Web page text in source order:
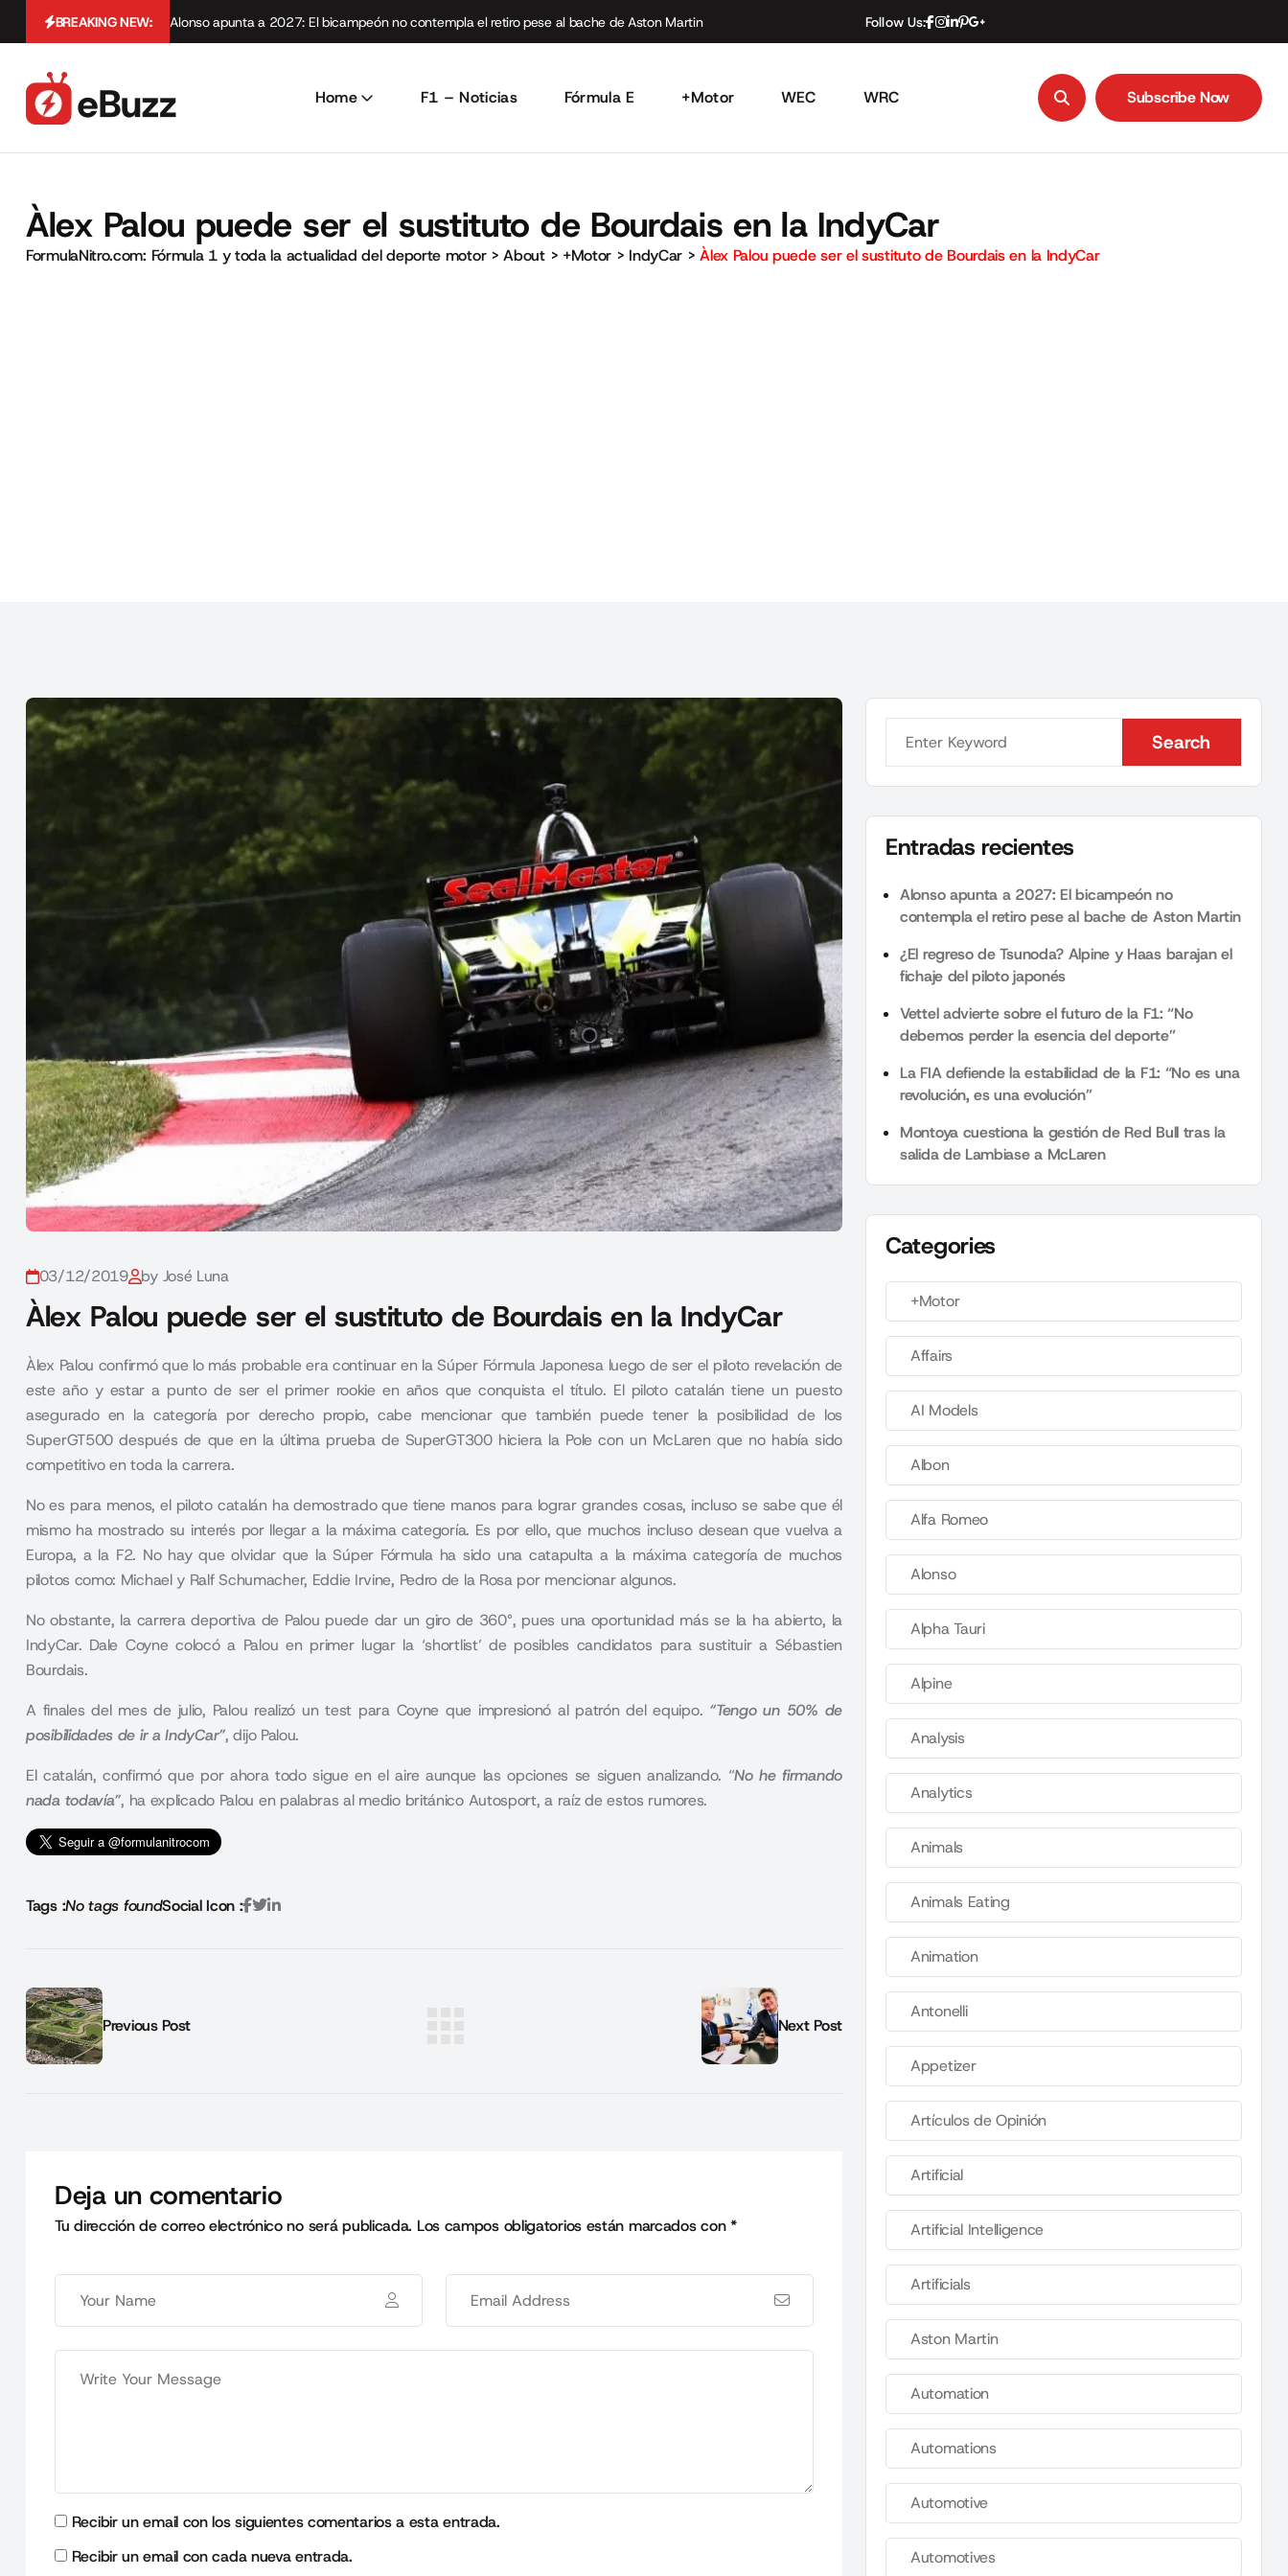
BREAKING NEW: Alonso apunta a 2027: El bicampeón no contempla el retiro pese al bache de Aston Martin Follow Us:
Home F1 – Noticias Fórmula E +Motor WEC WRC Subscribe Now
Àlex Palou puede ser el sustituto de Bourdais en la IndyCar
FormulaNitro.com: Fórmula 1 y toda la actualidad del deporte motor>About> +Motor > IndyCar >Àlex Palou puede ser el sustituto de Bourdais en la IndyCar
03/12/2019 by José Luna
Àlex Palou puede ser el sustituto de Bourdais en la IndyCar
Àlex Palou confirmó que lo más probable era continuar en la Súper Fórmula Japonesa luego de ser el piloto revelación de
este año y estar a punto de ser el primer rookie en años que conquista el título. El piloto catalán tiene un puesto
asegurado en la categoría por derecho propio, cabe mencionar que también puede tener la posibilidad de los
SuperGT500 después de que en la última prueba de SuperGT300 hiciera la Pole con un McLaren que no había sido
competitivo en toda la carrera.
No es para menos, el piloto catalán ha demostrado que tiene manos para lograr grandes cosas, incluso se sabe que él
mismo ha mostrado su interés por llegar a la máxima categoría. Es por ello, que muchos incluso desean que vuelva a
Europa, a la F2. No hay que olvidar que la Súper Fórmula ha sido una catapulta a la máxima categoría de muchos
pilotos como: Michael y Ralf Schumacher, Eddie Irvine, Pedro de la Rosa por mencionar algunos.
No obstante, la carrera deportiva de Palou puede dar un giro de 360°, pues una oportunidad más se la ha abierto, la
IndyCar. Dale Coyne colocó a Palou en primer lugar la ‘shortlist’ de posibles candidatos para sustituir a Sébastien
Bourdais.
A finales del mes de julio, Palou realizó un test para Coyne que impresionó al patrón del equipo. “Tengo un 50% de
posibilidades de ir a IndyCar”, dijo Palou.
El catalán, confirmó que por ahora todo sigue en el aire aunque las opciones se siguen analizando. “No he firmando
nada todavía”, ha explicado Palou en palabras al medio británico Autosport, a raíz de estos rumores.
Tags :No tags foundSocial Icon :
Previous Post Next Post
Deja un comentario
Tu dirección de correo electrónico no será publicada. Los campos obligatorios están marcados con*
Recibir un email con los siguientes comentarios a esta entrada.
Recibir un email con cada nueva entrada.
Search
Search
Entradas recientes
Alonso apunta a 2027: El bicampeón no
contempla el retiro pese al bache de Aston Martin
¿El regreso de Tsunoda? Alpine y Haas barajan el
fichaje del piloto japonés
Vettel advierte sobre el futuro de la F1: “No
debemos perder la esencia del deporte”
La FIA defiende la estabilidad de la F1: “No es una
revolución, es una evolución”
Montoya cuestiona la gestión de Red Bull tras la
salida de Lambiase a McLaren
Categories
+Motor
Affairs
AI Models
Albon
Alfa Romeo
Alonso
Alpha Tauri
Alpine
Analysis
Analytics
Animals
Animals Eating
Animation
Antonelli
Appetizer
Artículos de Opinión
Artificial
Artificial Intelligence
Artificials
Aston Martin
Automation
Automations
Automotive
Automotives